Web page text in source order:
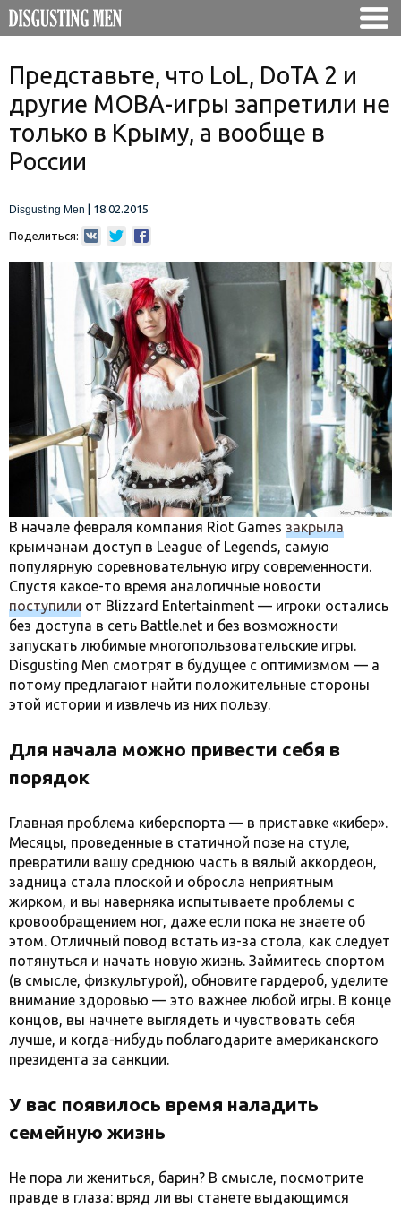
Представьте, что LoL, DoTA 2 и
другие MOBA-игры запретили не
только в Крыму, а вообще в
России
Disgusting Men 18.02.2015
Поделиться:
В начале февраля компания Riot Games закрыла
крымчанам доступ в League of Legends, самую
популярную соревновательную игру современности.
Спустя какое-то время аналогичные новости
поступили от Blizzard Entertainment — игроки остались
без доступа в сеть Battle.net и без возможности
запускать любимые многопользовательские игры.
Disgusting Men смотрят в будущее с оптимизмом — а
потому предлагают найти положительные стороны
этой истории и извлечь из них пользу.
Для начала можно привести себя в
порядок
Главная проблема киберспорта — в приставке «кибер».
Месяцы, проведенные в статичной позе на стуле,
превратили вашу среднюю часть в вялый аккордеон,
задница стала плоской и обросла неприятным
жирком, и вы наверняка испытываете проблемы с
кровообращением ног, даже если пока не знаете об
этом. Отличный повод встать из-за стола, как следует
потянуться и начать новую жизнь. Займитесь спортом
(в смысле, физкультурой), обновите гардероб, уделите
внимание здоровью — это важнее любой игры. В конце
концов, вы начнете выглядеть и чувствовать себя
лучше, и когда-нибудь поблагодарите американского
президента за санкции.
У вас появилось время наладить
семейную жизнь
Не пора ли жениться, барин? В смысле, посмотрите
правде в глаза: вряд ли вы станете выдающимся